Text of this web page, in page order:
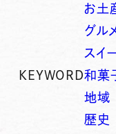
KEYWORD
お土
グル
スイ
和菓
地域
歴史